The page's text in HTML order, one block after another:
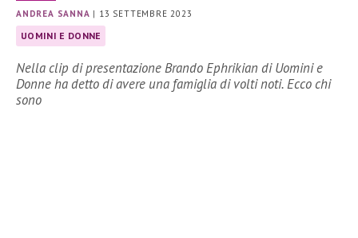
ANDREA SANNA | 13 SETTEMBRE 2023
UOMINI E DONNE
Nella clip di presentazione Brando Ephrikian di Uomini e
Donne ha detto di avere una famiglia di volti noti. Ecco chi
sono